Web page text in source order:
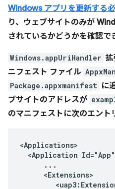
Windows アプリを更新する必
り、ウェブサイトのみが
されているかどうかを確認で
Windows.appUriHandler
ニフェスト ファイル
Package.appxmanifest に
ブサイトのアドレスが
のマニフェストに次のエント
<Application Id="App"